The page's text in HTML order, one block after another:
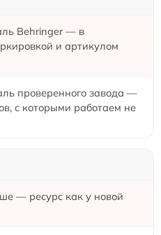
Behringer — в
и артикулом
проверенного завода —
с которыми работаем не
— ресурс как у новой